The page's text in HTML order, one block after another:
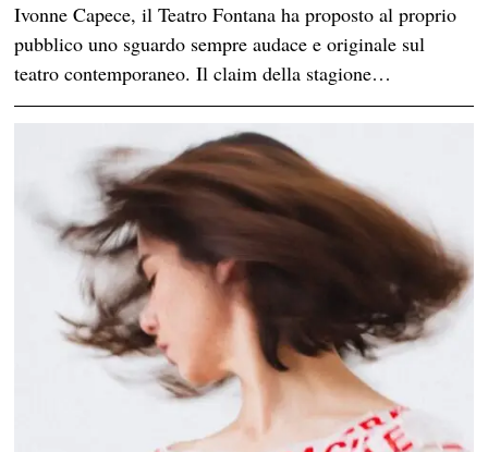
Ivonne Capece, il Teatro Fontana ha proposto al proprio
pubblico uno sguardo sempre audace e originale sul
teatro contemporaneo. Il claim della stagione…